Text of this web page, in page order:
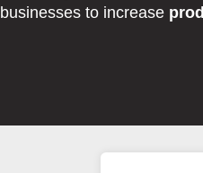
businesses to increase